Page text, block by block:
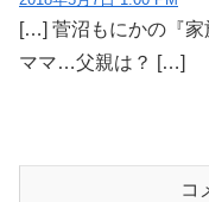
[…] 菅沼もにかの『家
ママ…父親は？ […]
コ